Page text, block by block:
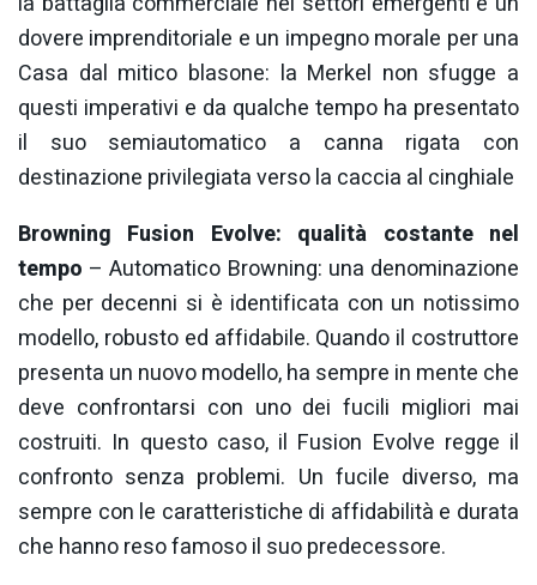
dovere imprenditoriale e un impegno morale per una
Casa dal mitico blasone: la Merkel non sfugge a
questi imperativi e da qualche tempo ha presentato
il suo semiautomatico a canna rigata con
destinazione privilegiata verso la caccia al cinghiale
Browning Fusion Evolve: qualità costante nel
tempo – Automatico Browning: una denominazione
che per decenni si è identificata con un notissimo
modello, robusto ed affidabile. Quando il costruttore
presenta un nuovo modello, ha sempre in mente che
deve confrontarsi con uno dei fucili migliori mai
costruiti. In questo caso, il Fusion Evolve regge il
confronto senza problemi. Un fucile diverso, ma
sempre con le caratteristiche di affidabilità e durata
che hanno reso famoso il suo predecessore.